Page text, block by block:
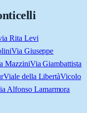
Rita Levi
Via Giuseppe
MazziniVia Giambattista
Viale della LibertàVicolo
Alfonso Lamarmora